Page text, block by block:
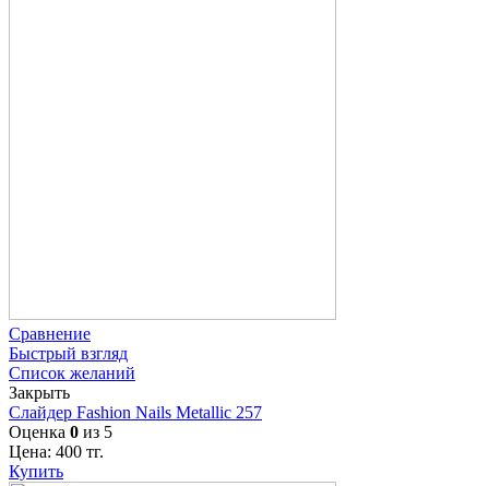
Сравнение
Быстрый взгляд
Список желаний
Закрыть
Слайдер Fashion Nails Metallic 257
Оценка 0 из 5
Цена: 400 тг.
Купить